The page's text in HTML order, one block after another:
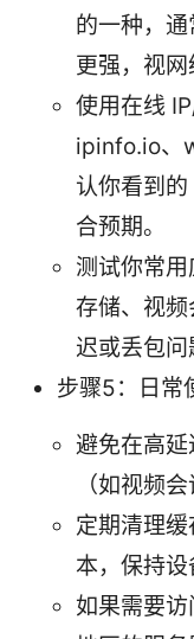
的一种，
更强，视网
使用在线
ipinfo.io、
认你看到
合预期。
测试你常
存储、视
迟或丢包问
步骤5：日常
避免在高
（如视频
定期清理
本，保持设
如果需要